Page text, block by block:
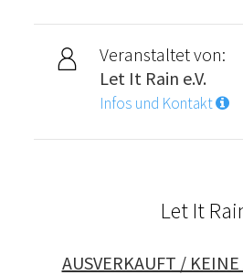
Veranstaltet von:
Let It Rain e.V.
Infos und Kontakt
Let It
AUSVERKAUFT /